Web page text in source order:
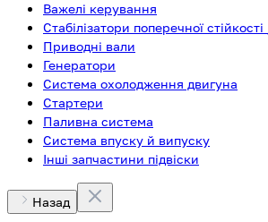
Важелі керування
Стабілізатори поперечної
Приводні вали
Генератори
Система охолодження двигуна
Стартери
Паливна система
Система впуску й випуску
Інші запчастини підвіски
Назад